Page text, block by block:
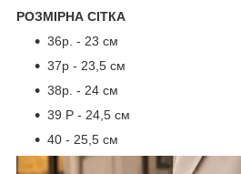
РОЗМІРНА СІТКА
36р. - 23 см
37р - 23,5 см
38р. - 24 см
39 Р - 24,5 см
40 - 25,5 см